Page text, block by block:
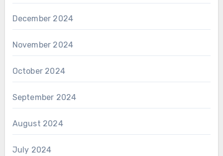
December 2024
November 2024
October 2024
September 2024
August 2024
July 2024